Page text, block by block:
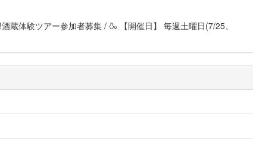
体験ツアー参加者募集 / 🍶 【開催日】 毎週土曜日(7/25、